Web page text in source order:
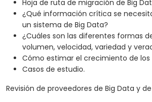
Hoja de ruta de migración de Big
¿Qué información crítica se
un sistema de Big Data?
¿Cuáles son las diferentes formas
volumen, velocidad, variedad y
Cómo estimar el crecimiento de los
Casos de estudio.
Revisión de proveedores de Big Data y